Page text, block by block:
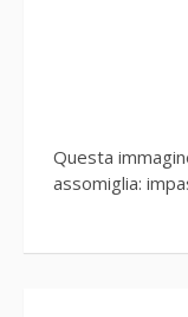
Questa
assomiglia: